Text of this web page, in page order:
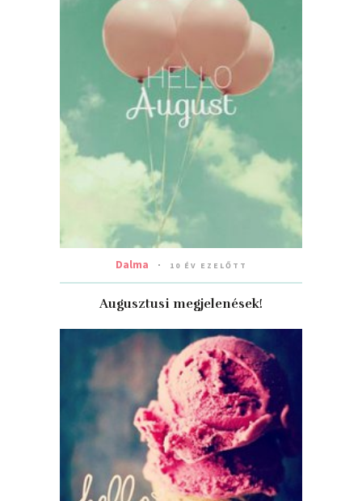
Dalma 10 ÉV EZELŐTT
Augusztusi megjelenések!